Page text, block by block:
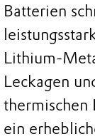
Batterien
Lithium-
Leckagen
thermischen
ein